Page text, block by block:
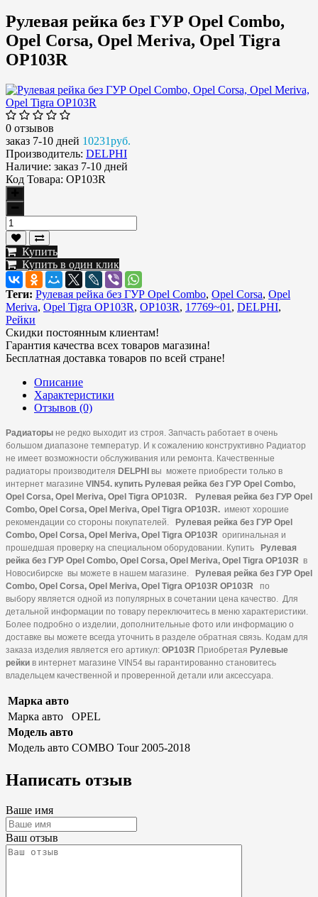
Рулевая рейка без ГУР Opel Combo,
Opel Corsa, Opel Meriva, Opel Tigra
OP103R
0 отзывов
заказ 7-10 дней 10231руб.
Производитель: DELPHI
Наличие: заказ 7-10 дней
Код Товара: OP103R
Купить
Купить в один клик
Теги: Рулевая рейка без ГУР Opel Combo, Opel Corsa, Opel
Meriva, Opel Tigra OP103R, OP103R, 17769~01 , DELPHI,
Рейки
Скидки постоянным клиентам!
Гарантия качества всех товаров магазина!
Бесплатная доставка товаров по всей стране!
Описание
Характеристики
Отзывов (0)
Радиаторы не редко выходит из строя. Запчасть работает в очень
большом диапазоне температур. И к сожалению конструктивно Радиатор
не имеет возможности обслуживания или ремонта. Качественные
радиаторы производителя DELPHI вы можете приобрести только в
интернет магазине VIN54. купить Рулевая рейка без ГУР Opel Combo,
Opel Corsa, Opel Meriva, Opel Tigra OP103R.
Рулевая рейка без ГУР Opel
Combo, Opel Corsa, Opel Meriva, Opel Tigra OP103R. имеют хорошие
рекомендации со стороны покупателей.
Рулевая рейка без ГУР Opel
Combo, Opel Corsa, Opel Meriva, Opel Tigra OP103R оригинальная и
прошедшая проверку на специальном оборудовании. Купить
Рулевая
рейка без ГУР Opel Combo, Opel Corsa, Opel Meriva, Opel Tigra OP103R в
Новосибирске вы можете в нашем магазине.
Рулевая рейка без ГУР Opel
Combo, Opel Corsa, Opel Meriva, Opel Tigra OP103R OP103R
по
выбору является одной из популярных в сочетании цена качество. Для
детальной информации по товару переключитесь в меню характеристики.
Более подробно о изделии, дополнительные фото или информацию о
доставке вы можете всегда уточнить в разделе обратная связь. Кодам для
заказа изделия является его артикул: OP103R Приобретая Рулевые
рейки в интернет магазине VIN54 вы гарантированно становитесь
владельцем качественной и проверенной детали или аксессуара.
Марка авто
Марка авто
OPEL
Модель авто
Модель авто COMBO Tour 2005-2018
Написать отзыв
Ваше имя
Ваш отзыв